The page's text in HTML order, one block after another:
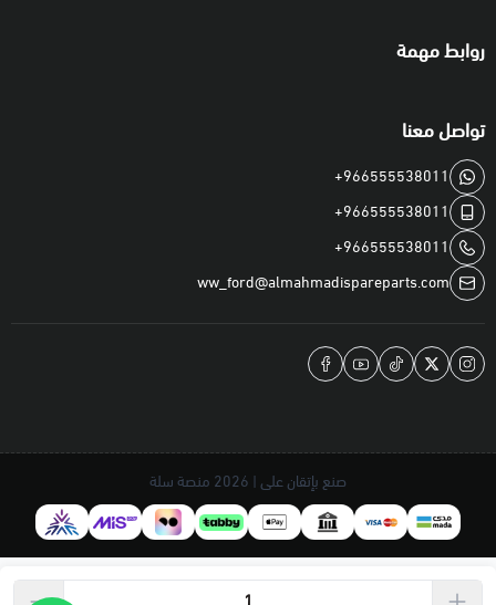
روابط مهمة
تواصل معنا
+966555538011
+966555538011
+966555538011
ww_ford@almahmadispareparts.com
صنع بإتقان على | 2026 منصة سلة